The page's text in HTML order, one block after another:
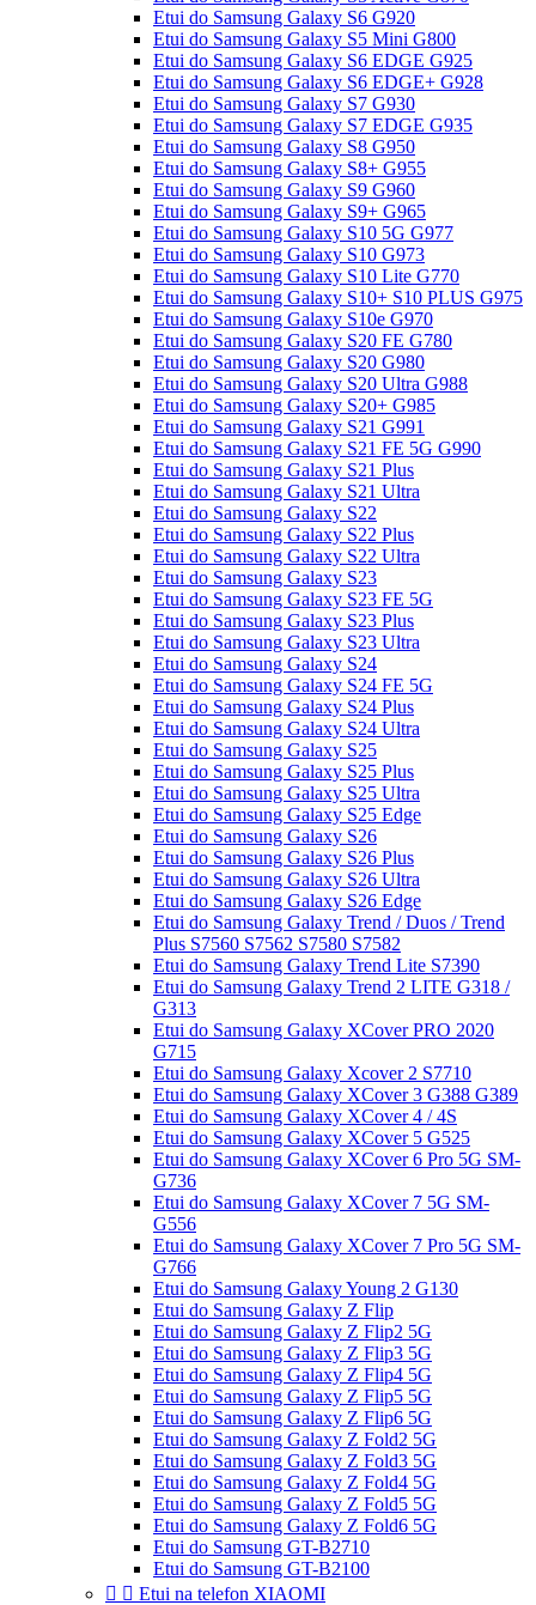
Etui do Samsung Galaxy S6 G920
Etui do Samsung Galaxy S5 Mini G800
Etui do Samsung Galaxy S6 EDGE G925
Etui do Samsung Galaxy S6 EDGE+ G928
Etui do Samsung Galaxy S7 G930
Etui do Samsung Galaxy S7 EDGE G935
Etui do Samsung Galaxy S8 G950
Etui do Samsung Galaxy S8+ G955
Etui do Samsung Galaxy S9 G960
Etui do Samsung Galaxy S9+ G965
Etui do Samsung Galaxy S10 5G G977
Etui do Samsung Galaxy S10 G973
Etui do Samsung Galaxy S10 Lite G770
Etui do Samsung Galaxy S10+ S10 PLUS G975
Etui do Samsung Galaxy S10e G970
Etui do Samsung Galaxy S20 FE G780
Etui do Samsung Galaxy S20 G980
Etui do Samsung Galaxy S20 Ultra G988
Etui do Samsung Galaxy S20+ G985
Etui do Samsung Galaxy S21 G991
Etui do Samsung Galaxy S21 FE 5G G990
Etui do Samsung Galaxy S21 Plus
Etui do Samsung Galaxy S21 Ultra
Etui do Samsung Galaxy S22
Etui do Samsung Galaxy S22 Plus
Etui do Samsung Galaxy S22 Ultra
Etui do Samsung Galaxy S23
Etui do Samsung Galaxy S23 FE 5G
Etui do Samsung Galaxy S23 Plus
Etui do Samsung Galaxy S23 Ultra
Etui do Samsung Galaxy S24
Etui do Samsung Galaxy S24 FE 5G
Etui do Samsung Galaxy S24 Plus
Etui do Samsung Galaxy S24 Ultra
Etui do Samsung Galaxy S25
Etui do Samsung Galaxy S25 Plus
Etui do Samsung Galaxy S25 Ultra
Etui do Samsung Galaxy S25 Edge
Etui do Samsung Galaxy S26
Etui do Samsung Galaxy S26 Plus
Etui do Samsung Galaxy S26 Ultra
Etui do Samsung Galaxy S26 Edge
Etui do Samsung Galaxy Trend / Duos / Trend
Plus S7560 S7562 S7580 S7582
Etui do Samsung Galaxy Trend Lite S7390
Etui do Samsung Galaxy Trend 2 LITE G318 /
G313
Etui do Samsung Galaxy XCover PRO 2020
G715
Etui do Samsung Galaxy Xcover 2 S7710
Etui do Samsung Galaxy XCover 3 G388 G389
Etui do Samsung Galaxy XCover 4 / 4S
Etui do Samsung Galaxy XCover 5 G525
Etui do Samsung Galaxy XCover 6 Pro 5G SM-
G736
Etui do Samsung Galaxy XCover 7 5G SM-
G556
Etui do Samsung Galaxy XCover 7 Pro 5G SM-
G766
Etui do Samsung Galaxy Young 2 G130
Etui do Samsung Galaxy Z Flip
Etui do Samsung Galaxy Z Flip2 5G
Etui do Samsung Galaxy Z Flip3 5G
Etui do Samsung Galaxy Z Flip4 5G
Etui do Samsung Galaxy Z Flip5 5G
Etui do Samsung Galaxy Z Flip6 5G
Etui do Samsung Galaxy Z Fold2 5G
Etui do Samsung Galaxy Z Fold3 5G
Etui do Samsung Galaxy Z Fold4 5G
Etui do Samsung Galaxy Z Fold5 5G
Etui do Samsung Galaxy Z Fold6 5G
Etui do Samsung GT-B2710
Etui do Samsung GT-B2100
  Etui na telefon XIAOMI